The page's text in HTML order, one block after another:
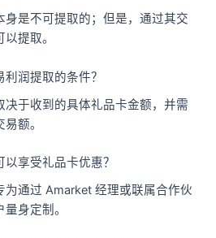
身是不可提取的；但是，通过其交
提取。
润提取的条件？
决于收到的具体礼品卡金额，并需
额。
享受礼品卡优惠？
为通过 Amarket 经理或联属合作伙
身定制。